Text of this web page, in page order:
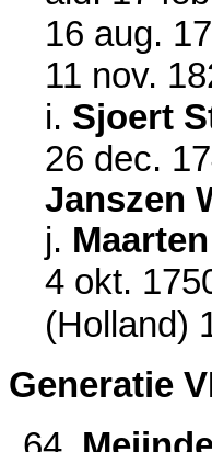
16 aug.
11 nov.
i. Sjoert
26 dec.
Janszen
j.
4 okt.
(Holland)
Generatie